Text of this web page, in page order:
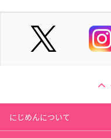
にじめんについて